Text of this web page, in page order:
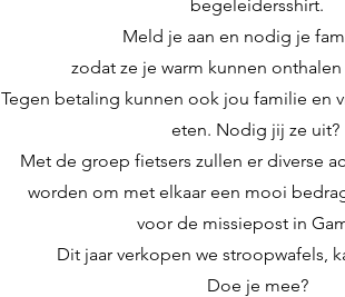
begeleidersshirt.
Meld je aan en nodig je
zodat ze je warm kunnen
Tegen betaling kunnen ook jou familie en
eten. Nodig jij ze uit?
Met de groep fietsers zullen er diverse
worden om met elkaar een mooi
voor de missiepost in
Dit jaar verkopen we stroopwafels,
Doe je mee?